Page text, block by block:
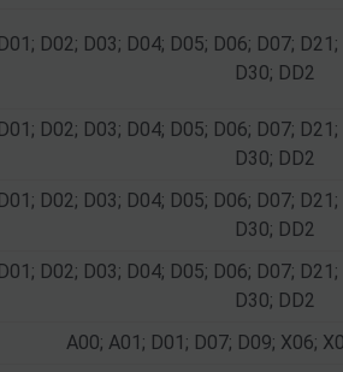
D02; D03; D04; D05; D06; D07;
D30; DD2
D02; D03; D04; D05; D06; D07;
D30; DD2
D02; D03; D04; D05; D06; D07;
D30; DD2
D02; D03; D04; D05; D06; D07;
D30; DD2
A00; A01; D01; D07; D09; X06;